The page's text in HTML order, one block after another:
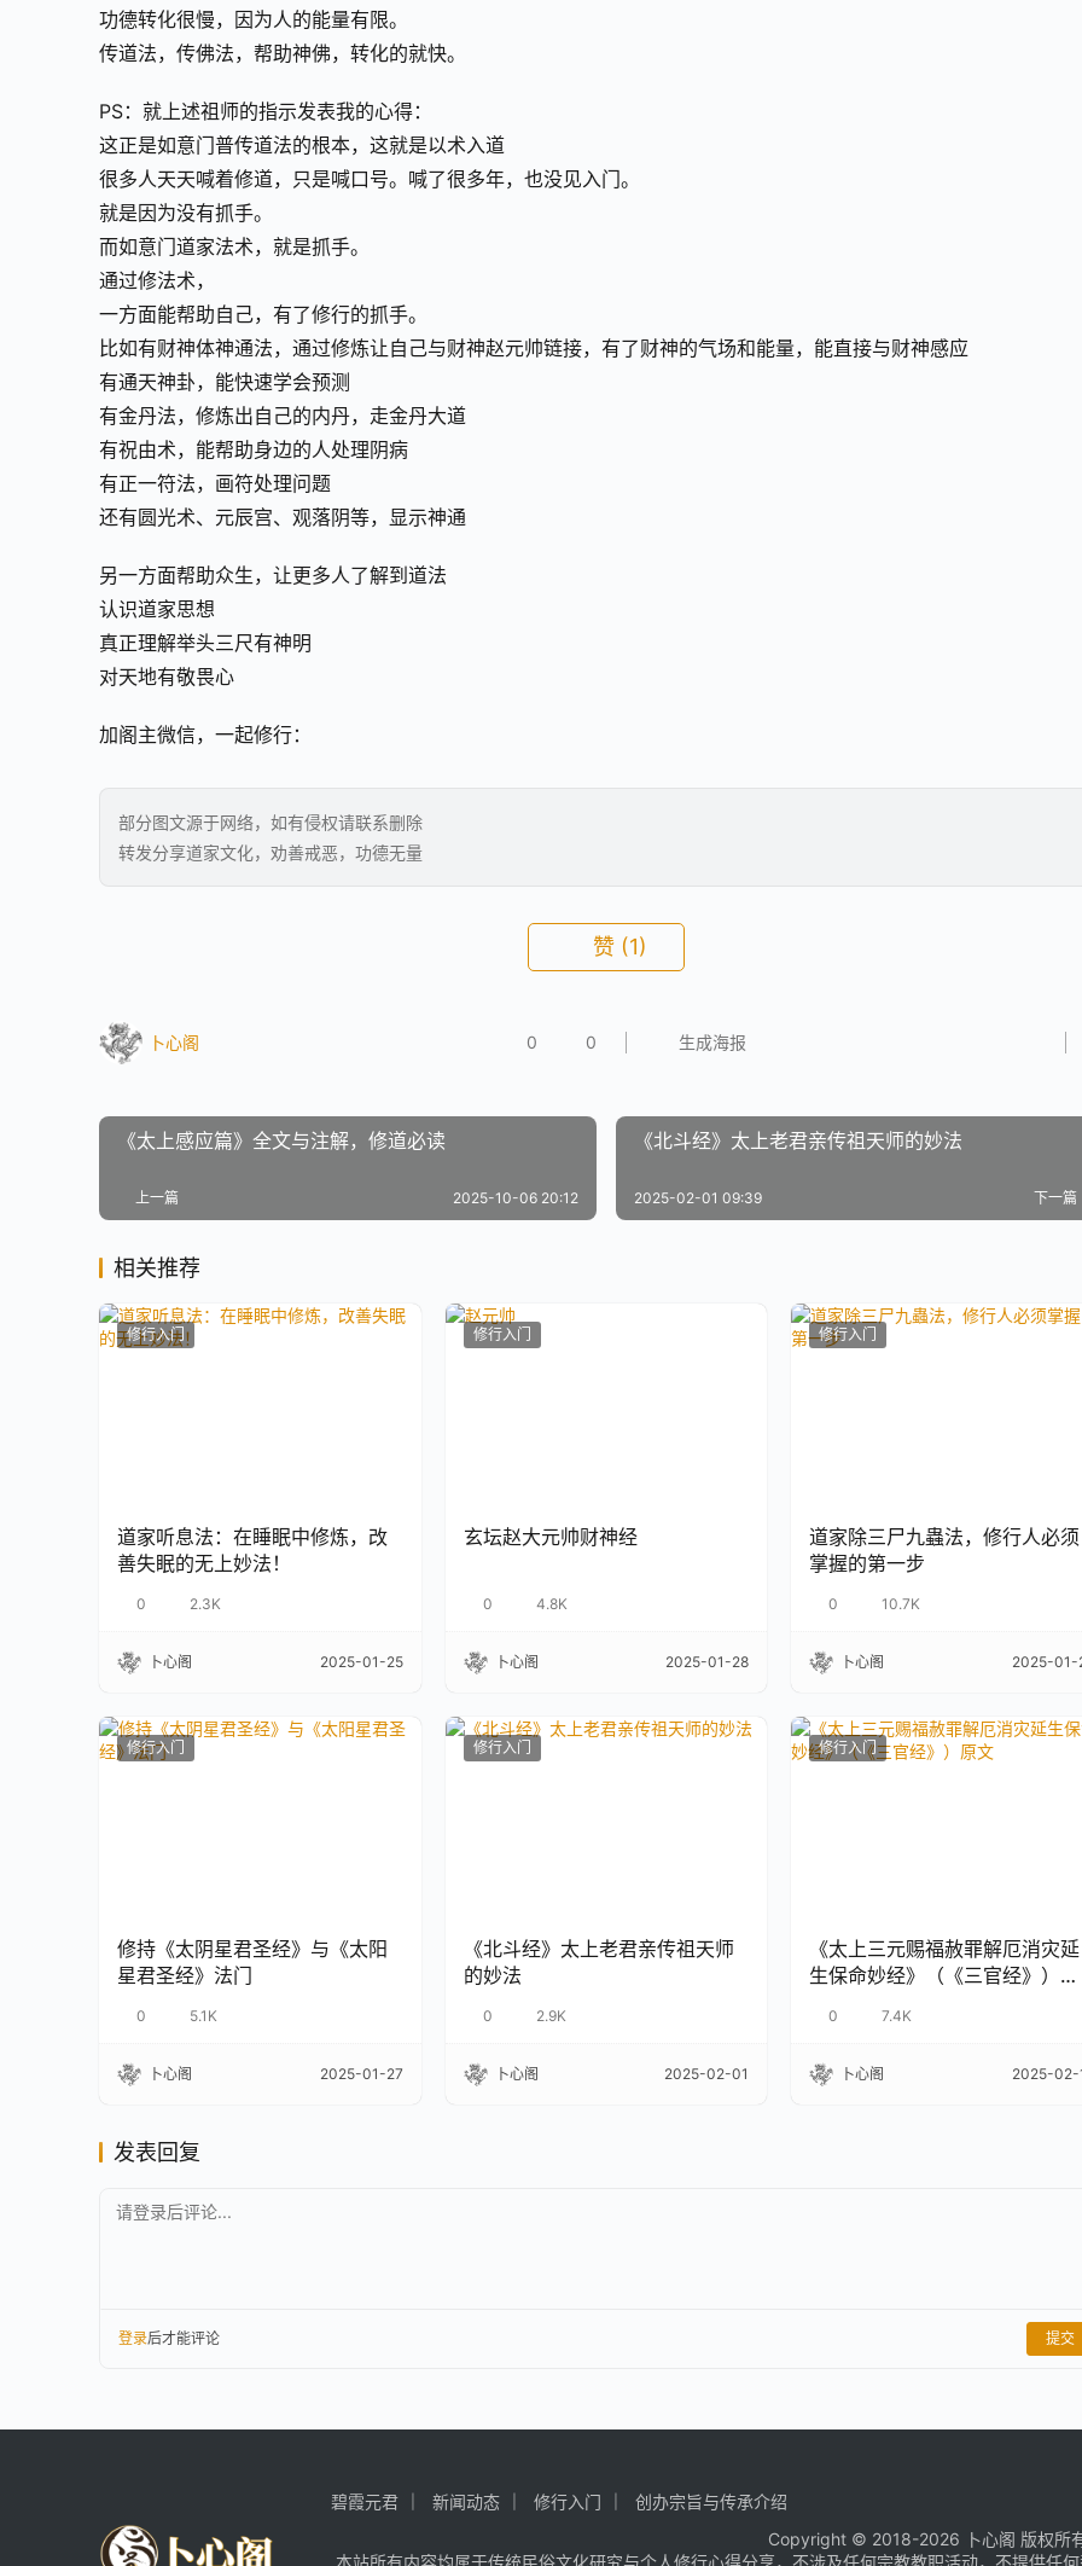
功德转化很慢，因为人的能量有限。
传道法，传佛法，帮助神佛，转化的就快。
PS：就上述祖师的指示发表我的心得：
这正是如意门普传道法的根本，这就是以术入道
很多人天天喊着修道，只是喊口号。喊了很多年，也没见入门。
就是因为没有抓手。
而如意门道家法术，就是抓手。
通过修法术，
一方面能帮助自己，有了修行的抓手。
比如有财神体神通法，通过修炼让自己与财神赵元帅链接，有了财神的气场和能量，能直接与财神感应
有通天神卦，能快速学会预测
有金丹法，修炼出自己的内丹，走金丹大道
有祝由术，能帮助身边的人处理阴病
有正一符法，画符处理问题
还有圆光术、元辰宫、观落阴等，显示神通
另一方面帮助众生，让更多人了解到道法
认识道家思想
真正理解举头三尺有神明
对天地有敬畏心
加阁主微信，一起修行：
部分图文源于网络，如有侵权请联系删除
转发分享道家文化，劝善戒恶，功德无量
赞 (1)
卜心阁 0 0 生成海报
《太上感应篇》全文与注解，修道必读
上一篇 2025-10-06 20:12
《北斗经》太上老君亲传祖天师的妙法
下一篇
2025-02-01 09:39
相关推荐
修行入门
道家听息法：在睡眠中修炼，改
善失眠的无上妙法！
0 2.3K
卜心阁 2025-01-25
修行入门
玄坛赵大元帅财神经
0 4.8K
卜心阁 2025-01-28
修行入门
道家除三尸九蟲法，修行人必须
掌握的第一步
0 10.7K
卜心阁 2025-01-
修行入门
修持《太阴星君圣经》与《太阳
星君圣经》法门
0 5.1K
卜心阁 2025-01-27
修行入门
《北斗经》太上老君亲传祖天师
的妙法
0 2.9K
卜心阁 2025-02-01
修行入门
《太上三元赐福赦罪解厄消灾延
生保命妙经》（《三官经》）原
0 7.4K
卜心阁 2025-02-
发表回复
请登录后评论...
登录后才能评论 提交
碧霞元君 新闻动态 修行入门
创办宗旨与传承介绍
Copyright © 2018-2026 卜心阁 版权所